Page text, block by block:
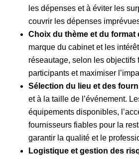
les dépenses et à éviter les
couvrir les dépenses
Choix du thème et du format
marque du cabinet et les
réseautage, selon les
participants et maximiser
Sélection du lieu et des
et à la taille de l’événement.
équipements disponibles,
fournisseurs fiables pour la
garantir la qualité et le
Logistique et gestion des